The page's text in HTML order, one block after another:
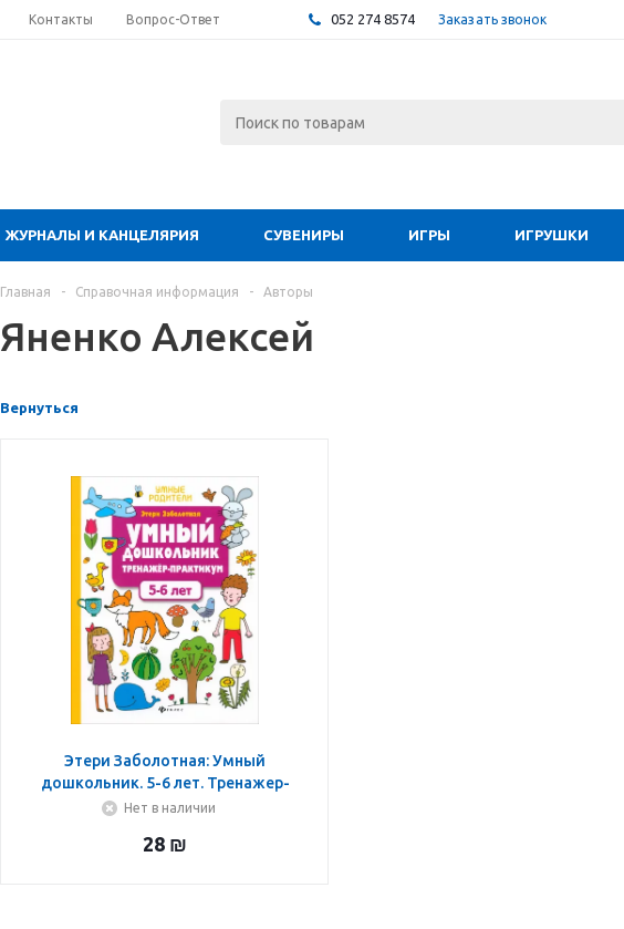
Контакты Вопрос-Ответ 052 274 8574 Заказать звонок
ЖУРНАЛЫ И КАНЦЕЛЯРИЯ СУВЕНИРЫ ИГРЫ ИГРУШКИ
Главная - Справочная информация - Авторы
Яненко Алексей
Вернуться
Этери Заболотная: Умный
дошкольник. 5-6 лет. Тренажер-
практикум
Нет в наличии
28 ₪